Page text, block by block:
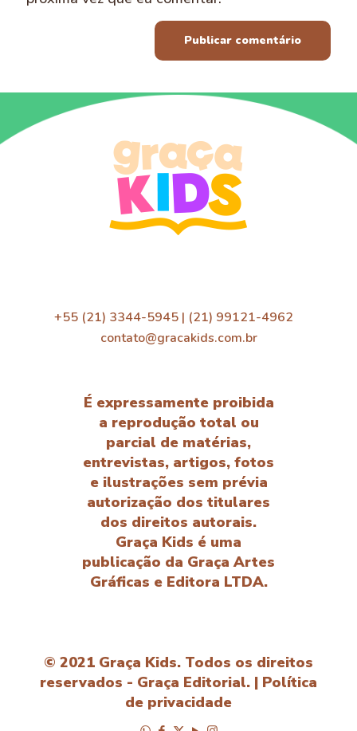
+55 (21) 3344-5945 | (21) 99121-4962
contato@gracakids.com.br
É expressamente proibida
a reprodução total ou
parcial de matérias,
entrevistas, artigos, fotos
e ilustrações sem prévia
autorização dos titulares
dos direitos autorais.
Graça Kids é uma
publicação da Graça Artes
Gráficas e Editora LTDA.
© 2021 Graça Kids. Todos os direitos
reservados - Graça Editorial. | Política
de privacidade